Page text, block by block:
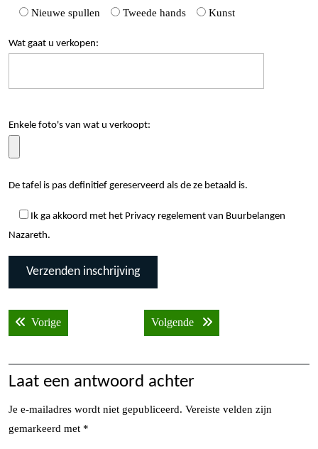
Nieuwe spullen Tweede hands Kunst
Wat gaat u verkopen:
Enkele foto's van wat u verkoopt:
De tafel is pas definitief gereserveerd als de ze betaald is.
Ik ga akkoord met het Privacy regelement van Buurbelangen
Nazareth.
Bericht
navigatie
VorigeVorige bericht: Volgende Volgende bericht:
Laat een antwoord achter
Je e-mailadres wordt niet gepubliceerd. Vereiste velden zijn
gemarkeerd met *